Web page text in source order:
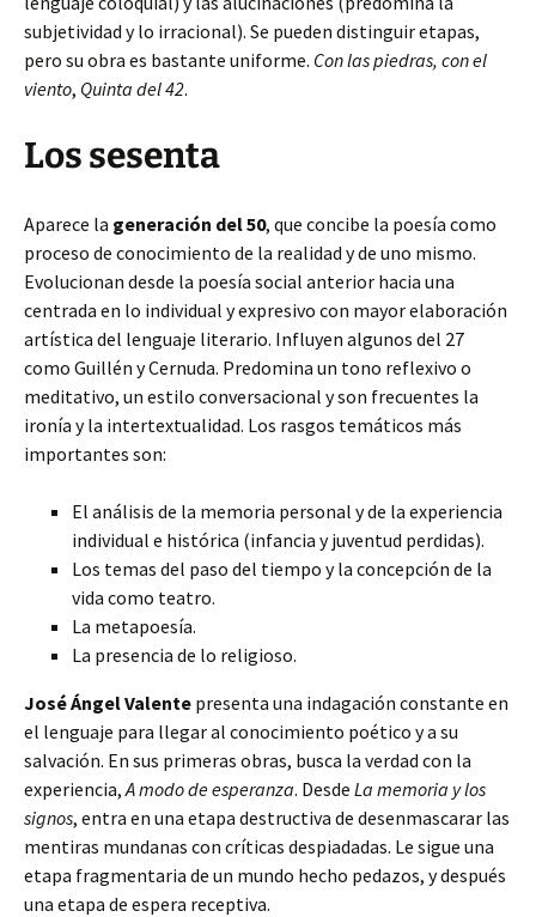
subjetividad y lo irracional). Se pueden distinguir etapas,
pero su obra es bastante uniforme. Con las piedras, con el
viento, Quinta del 42.
Los sesenta
Aparece la generación del 50, que concibe la poesía como
proceso de conocimiento de la realidad y de uno mismo.
Evolucionan desde la poesía social anterior hacia una
centrada en lo individual y expresivo con mayor elaboración
artística del lenguaje literario. Influyen algunos del 27
como Guillén y Cernuda. Predomina un tono reflexivo o
meditativo, un estilo conversacional y son frecuentes la
ironía y la intertextualidad. Los rasgos temáticos más
importantes son:
El análisis de la memoria personal y de la experiencia
individual e histórica (infancia y juventud perdidas).
Los temas del paso del tiempo y la concepción de la
vida como teatro.
La metapoesía.
La presencia de lo religioso.
José Ángel Valente presenta una indagación constante en
el lenguaje para llegar al conocimiento poético y a su
salvación. En sus primeras obras, busca la verdad con la
experiencia,A modo de esperanza. Desde La memoria y los
signos, entra en una etapa destructiva de desenmascarar las
mentiras mundanas con críticas despiadadas. Le sigue una
etapa fragmentaria de un mundo hecho pedazos, y después
una etapa de espera receptiva.